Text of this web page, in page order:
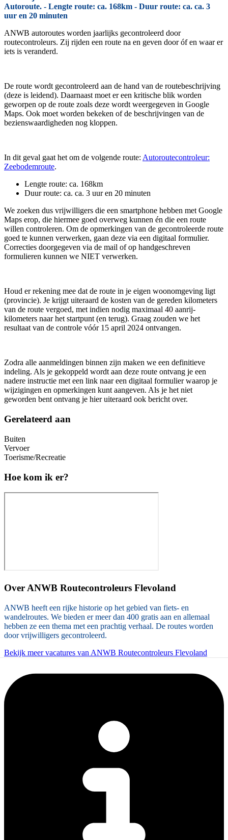
Autoroute. - Lengte route: ca. 168km - Duur route: ca. ca. 3
uur en 20 minuten
ANWB autoroutes worden jaarlijks gecontroleerd door
routecontroleurs. Zij rijden een route na en geven door óf en waar er
iets is veranderd.
De route wordt gecontroleerd aan de hand van de routebeschrijving
(deze is leidend). Daarnaast moet er een kritische blik worden
geworpen op de route zoals deze wordt weergegeven in Google
Maps. Ook moet worden bekeken of de beschrijvingen van de
bezienswaardigheden nog kloppen.
In dit geval gaat het om de volgende route: Autoroutecontroleur:
Zeebodemroute.
Lengte route: ca. 168km
Duur route: ca. ca. 3 uur en 20 minuten
We zoeken dus vrijwilligers die een smartphone hebben met Google
Maps erop, die hiermee goed overweg kunnen én die een route
willen controleren. Om de opmerkingen van de gecontroleerde route
goed te kunnen verwerken, gaan deze via een digitaal formulier.
Correcties doorgegeven via de mail of op handgeschreven
formulieren kunnen we NIET verwerken.
Houd er rekening mee dat de route in je eigen woonomgeving ligt
(provincie). Je krijgt uiteraard de kosten van de gereden kilometers
van de route vergoed, met indien nodig maximaal 40 aanrij-
kilometers naar het startpunt (en terug). Graag zouden we het
resultaat van de controle vóór 15 april 2024 ontvangen.
Zodra alle aanmeldingen binnen zijn maken we een definitieve
indeling. Als je gekoppeld wordt aan deze route ontvang je een
nadere instructie met een link naar een digitaal formulier waarop je
wijzigingen en opmerkingen kunt aangeven. Als je het niet
geworden bent ontvang je hier uiteraard ook bericht over.
Gerelateerd aan
Buiten
Vervoer
Toerisme/Recreatie
Hoe kom ik er?
Over ANWB Routecontroleurs Flevoland
ANWB heeft een rijke historie op het gebied van fiets- en
wandelroutes. We bieden er meer dan 400 gratis aan en allemaal
hebben ze een thema met een prachtig verhaal. De routes worden
door vrijwilligers gecontroleerd.
Bekijk meer vacatures van ANWB Routecontroleurs Flevoland